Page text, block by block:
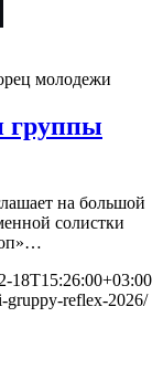
молодежи
группы
на большой
солистки
18T15:26:00+03:00
gruppy-reflex-2026/